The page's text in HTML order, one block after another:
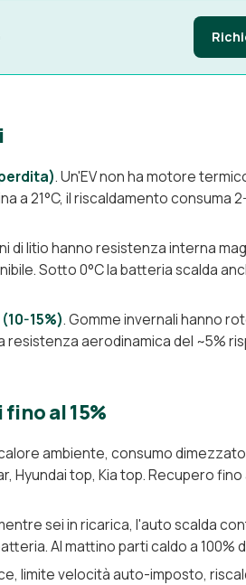
. Un'EV non ha motore
a 21°C, il riscaldamento consuma
di litio hanno resistenza interna
Sotto 0°C la batteria scalda
15%). Gomme invernali hanno
resistenza aerodinamica del ~5%
al 15%
ambiente, consumo
Hyundai top, Kia top. Recupero fino
sei in ricarica, l'auto scalda
Al mattino parti caldo a 100%
limite velocità auto-imposto,